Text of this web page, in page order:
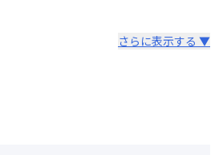
さらに表示する ▼